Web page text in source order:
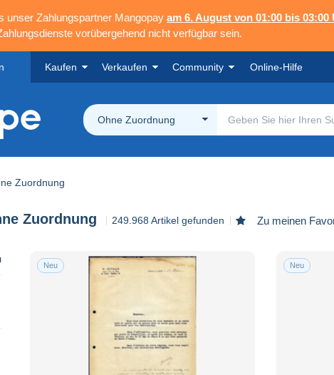
unser Zahlungspartner Mangopay am 6. August von 01:00 bis
vorübergehend nicht verfügbar sein.
Kaufen Verkaufen Community Online-Hilfe
Ohne Zuordnung
Zuordnung
Zuordnung 249.968 Artikel gefunden Zu meinen
Neu Neu